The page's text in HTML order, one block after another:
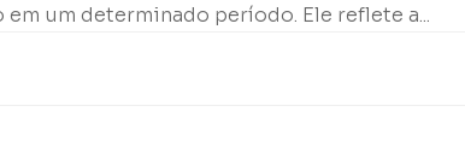
um determinado período. Ele reflete a...